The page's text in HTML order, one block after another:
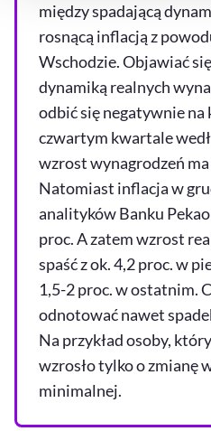
między spadającą
rosnącą inflacją z
Wschodzie. Objawiać
dynamiką realnych
odbić się negatywnie na
czwartym kwartale
wzrost wynagrodzeń ma
Natomiast inflacja w
analityków Banku
proc. A zatem wzrost
spaść z ok. 4,2 proc. w
1,5-2 proc. w ostatnim.
odnotować nawet
Na przykład osoby,
wzrosło tylko o zmianę
minimalnej.